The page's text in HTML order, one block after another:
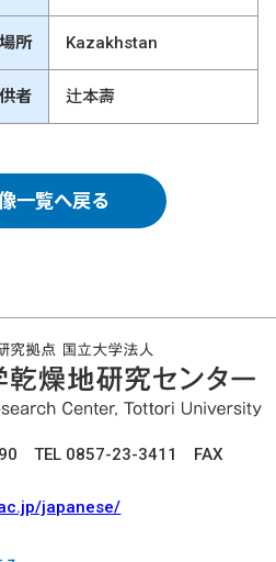
所 Kazakhstan
者 辻本壽
一覧へ戻る
TEL 0857-23-3411 FAX
japanese/